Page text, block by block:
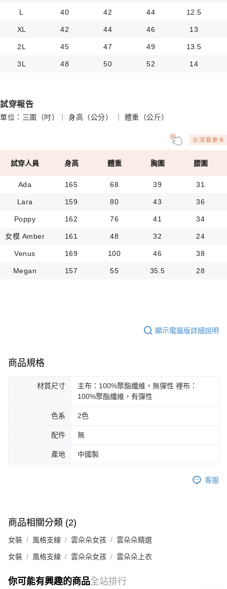
L 40 42 44 12.5
XL 42 44 46 13
2L 45 47 49 13.5
3L 48 50 52 14
試穿報告
單位：三圍（吋）｜ 身高（公分） ｜ 體重（公斤）
試穿人員 身高 體重 胸圍 腰圍
Ada 165 68 39 31
Lara 159 80 43 36
Poppy 162 76 41 34
女模 Amber 161 48 32 24
Venus 169 100 46 38
Megan 157 55 35.5 28
顯示電腦版詳細說明
商品規格
材質尺寸
主布：100%聚酯纖維，無彈性 裡布：
100%聚酯纖維，有彈性
色系 2色
配件 無
產地 中國製
客服
商品相關分類 (2)
女裝 風格支線 雲朵朵女孩 雲朵朵精選
女裝 風格支線 雲朵朵女孩 雲朵朵上衣
你可能有興趣的商品全站排行